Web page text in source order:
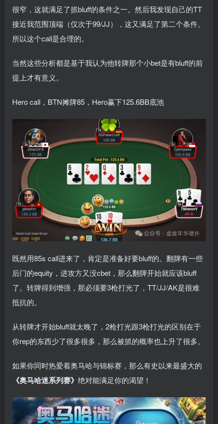
很窄，这就满足了抓bluff的条件之一。然后我发现自己的TT
接近我范围顶端（仅次于99/JJ），这又满足了第二个条件。
所以这个call是合理的。
当然这些分析都是基于我认为他转牌那个小bet是有bluff的前
提上才有意义。
Hero call，BTN摊牌85，Hero赢下125.6BB底池
既然用85s call进来了，肯定是准备好要bluff的。翻牌有一些
后门的equity，进攻方又没cbet，那么翻牌开始就应该bluff
了。转牌得到增强，那必须要3枪打光了，TT/JJ/AK是很难
抵抗的。
从转牌才开始bluff就太晚了，2枪打光跟3枪打光的区别在于
你rep的东西少了很多很多，那么被抓的概率也上升了很多。
如果你同时热爱着奥马哈与锦标赛，那么有史以来最盛大的
《奥马哈迷系列赛》 绝对能满足你的渴望！